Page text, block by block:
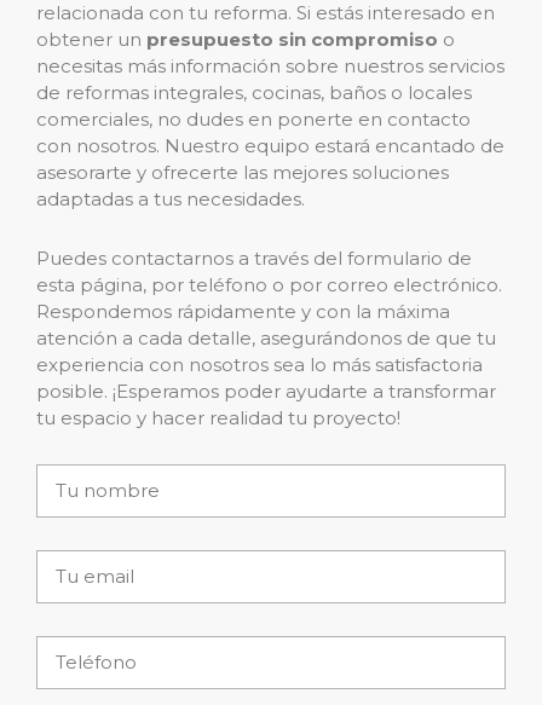
relacionada con tu reforma. Si estás interesado en
obtener un presupuesto sin compromiso o
necesitas más información sobre nuestros servicios
de reformas integrales, cocinas, baños o locales
comerciales, no dudes en ponerte en contacto
con nosotros. Nuestro equipo estará encantado de
asesorarte y ofrecerte las mejores soluciones
adaptadas a tus necesidades.
Puedes contactarnos a través del formulario de
esta página, por teléfono o por correo electrónico.
Respondemos rápidamente y con la máxima
atención a cada detalle, asegurándonos de que tu
experiencia con nosotros sea lo más satisfactoria
posible. ¡Esperamos poder ayudarte a transformar
tu espacio y hacer realidad tu proyecto!